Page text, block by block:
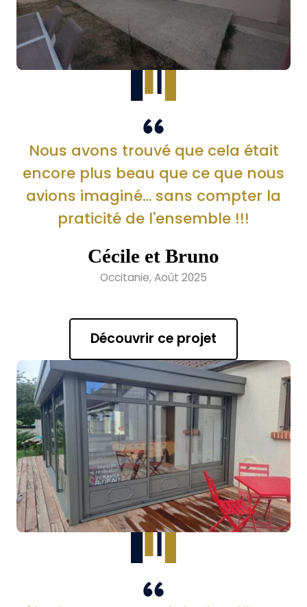
Nous avons trouvé que cela était
encore plus beau que ce que nous
avions imaginé… sans compter la
praticité de l'ensemble !!!
Cécile et Bruno
Occitanie, Août 2025
Découvrir ce projet